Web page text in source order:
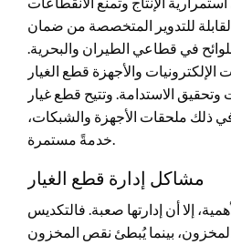
للتدوير المتخصصة من ضمان
في قطاعي الطيران والبحرية.
والأجهزة قطع الغيار
وتحقيق الاستدامة. وتتيح قطع غيار
في ذلك ملحقات الأجهزة والشبكات،
خدمةً مستمرة.
مشاكل إدارة قطع الغيار
إلا أن إدارتها صعبة. فالتكديس
المخزون، بينما يُبطئ نقص المخزون